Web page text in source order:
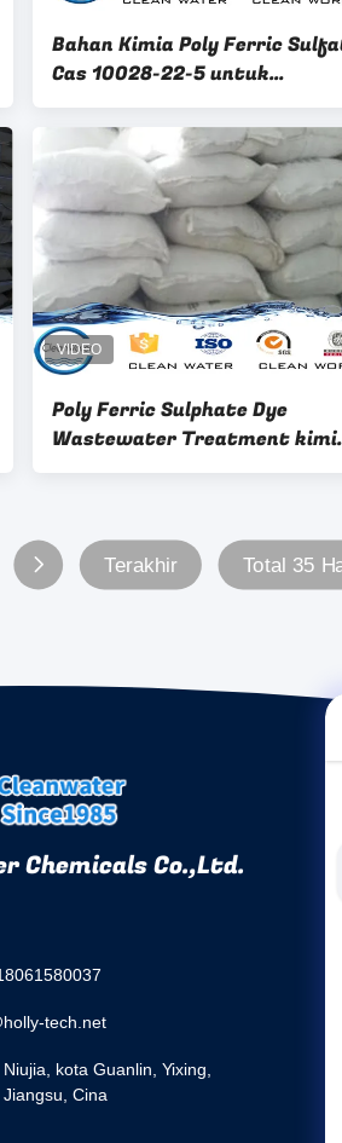
Bahan Kimia Poly Ferric
Cas 10028-22-5 untuk
pengolahan air limbah
petrokimia
Poly Ferric Sulphate Dye
Wastewater Treatment
PFS Flocculant dengan High
Terakhir Total 35
Chemicals Co.,Ltd.
tech.net
kota Guanlin, Yixing,
Cina